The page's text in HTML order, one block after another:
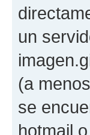
un
(a
se
hotmail